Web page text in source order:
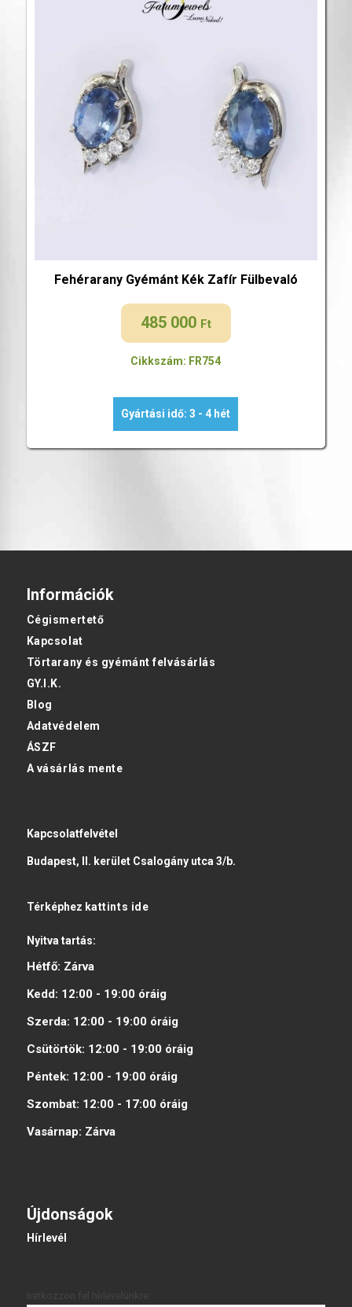
Fehérarany Gyémánt Kék Zafír Fülbevaló
485 000 Ft
Cikkszám: FR754
Gyártási idő: 3 - 4 hét
Információk
Cégismertető
Kapcsolat
Törtarany és gyémánt felvásárlás
GY.I.K.
Blog
Adatvédelem
ÁSZF
A vásárlás mente
Kapcsolatfelvétel
Budapest, II. kerület Csalogány utca 3/b.
Térképhez kattints ide
Nyitva tartás:
Hétfő: Zárva
Kedd: 12:00 - 19:00 óráig
Szerda: 12:00 - 19:00 óráig
Csütörtök: 12:00 - 19:00 óráig
Péntek: 12:00 - 19:00 óráig
Szombat: 12:00 - 17:00 óráig
Vasárnap: Zárva
Újdonságok
Hírlevél